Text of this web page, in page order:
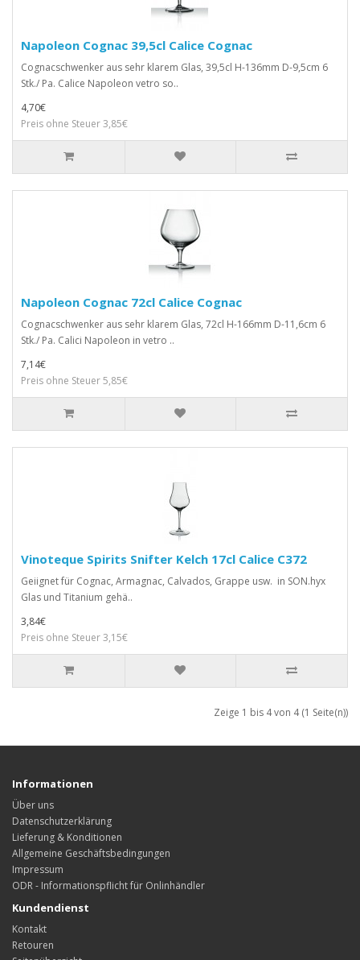
Napoleon Cognac 39,5cl Calice Cognac
Cognacschwenker aus sehr klarem Glas, 39,5cl H-136mm D-9,5cm 6
Stk./ Pa. Calice Napoleon vetro so..
4,70€
Preis ohne Steuer 3,85€
Napoleon Cognac 72cl Calice Cognac
Cognacschwenker aus sehr klarem Glas, 72cl H-166mm D-11,6cm 6
Stk./ Pa. Calici Napoleon in vetro ..
7,14€
Preis ohne Steuer 5,85€
Vinoteque Spirits Snifter Kelch 17cl Calice C372
Geiignet für Cognac, Armagnac, Calvados, Grappe usw. in SON.hyx
Glas und Titanium gehä..
3,84€
Preis ohne Steuer 3,15€
Zeige 1 bis 4 von 4 (1 Seite(n))
Informationen
Über uns
Datenschutzerklärung
Lieferung & Konditionen
Allgemeine Geschäftsbedingungen
Impressum
ODR - Informationspflicht für Onlinhändler
Kundendienst
Kontakt
Retouren